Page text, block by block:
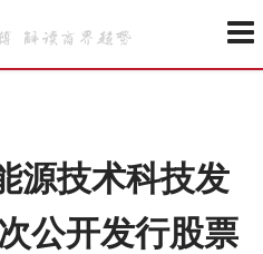
源技术科技发
公开发行股票